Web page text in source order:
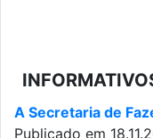
A Secretaria de
Publicado em